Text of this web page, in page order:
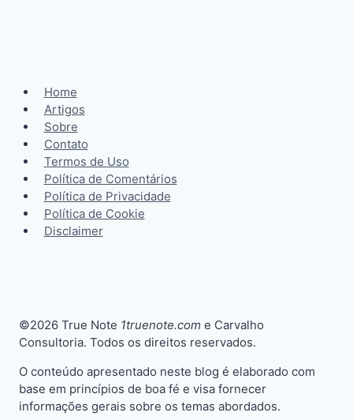
Home
Artigos
Sobre
Contato
Termos de Uso
Política de Comentários
Política de Privacidade
Política de Cookie
Disclaimer
©2026 True Note 1truenote.com e Carvalho
Consultoria. Todos os direitos reservados.
O conteúdo apresentado neste blog é elaborado com
base em princípios de boa fé e visa fornecer
informações gerais sobre os temas abordados.